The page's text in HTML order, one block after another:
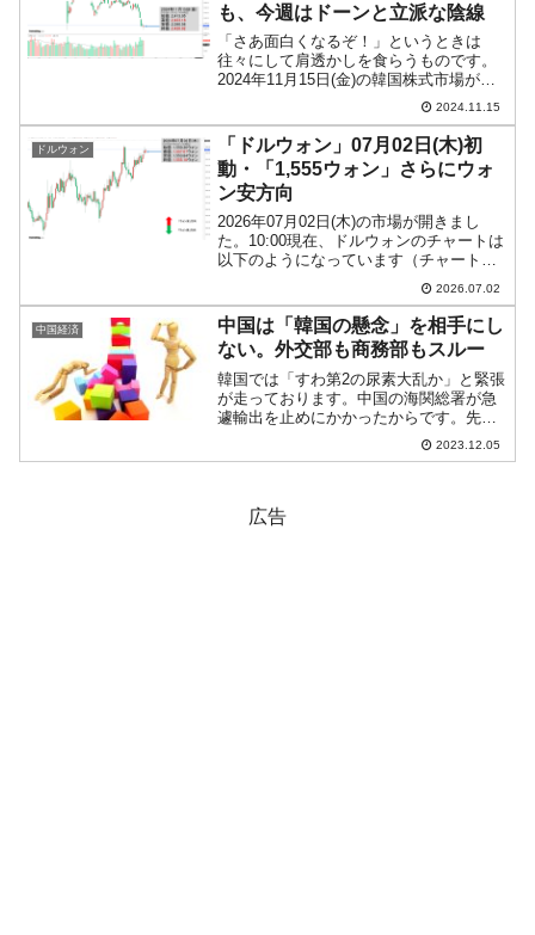
も、今週はドーンと立派な陰線
「さあ面白くなるぞ！」というときは
往々にして肩透かしを食らうものです。
2024年11月15日(金)の韓国株式市場が締
まりました。15:59現在、KOSPI（韓国総
合株価指数）のチャートは以下のように
なっています（チャートは『Investin...
2024.11.15
ドルウォン
「ドルウォン」07月02日(木)初
動・「1,555ウォン」さらにウォ
ン安方向
2026年07月02日(木)の市場が開きまし
た。10:00現在、ドルウォンのチャートは
以下のようになっています（チャートは
『Investing.com』より引用）。前日は陽
線で締まり、「1ドル＝1,550ウォン」突
破を確定させました。現在の...
2026.07.02
中国経済
中国は「韓国の懸念」を相手にし
ない。外交部も商務部もスルー
韓国では「すわ第2の尿素大乱か」と緊張
が走っております。中国の海関総署が急
遽輸出を止めにかかったからです。先に
ご紹介したとおり、韓国の企画財政部は
「3カ月分の在庫はある」としているの
2023.12.05
広告